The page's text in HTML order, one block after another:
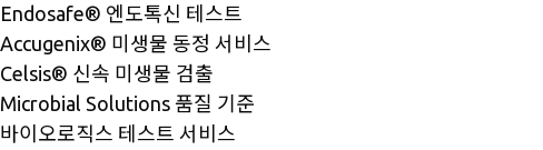
Endosafe® 엔도톡신 테스트
Accugenix® 미생물 동정 서비스
Celsis® 신속 미생물 검출
Microbial Solutions 품질 기준
바이오로직스 테스트 서비스